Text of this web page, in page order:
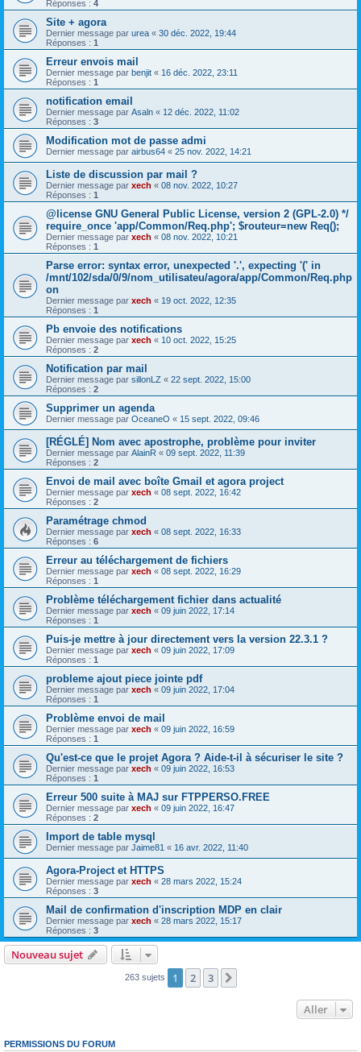
Réponses : 4
Site + agora
Dernier message par urea « 30 déc. 2022, 19:44
Réponses : 1
Erreur envois mail
Dernier message par benjit « 16 déc. 2022, 23:11
Réponses : 1
notification email
Dernier message par Asaln « 12 déc. 2022, 11:02
Réponses : 3
Modification mot de passe admi
Dernier message par airbus64 « 25 nov. 2022, 14:21
Liste de discussion par mail ?
Dernier message par xech « 08 nov. 2022, 10:27
Réponses : 1
@license GNU General Public License, version 2 (GPL-2.0) */
require_once 'app/Common/Req.php'; $routeur=new Req();
Dernier message par xech « 08 nov. 2022, 10:21
Réponses : 1
Parse error: syntax error, unexpected '.', expecting '(' in
/mnt/102/sda/0/9/nom_utilisateu/agora/app/Common/Req.php
on
Dernier message par xech « 19 oct. 2022, 12:35
Réponses : 1
Pb envoie des notifications
Dernier message par xech « 10 oct. 2022, 15:25
Réponses : 2
Notification par mail
Dernier message par sillonLZ « 22 sept. 2022, 15:00
Réponses : 2
Supprimer un agenda
Dernier message par OceaneO « 15 sept. 2022, 09:46
[RÉGLÉ] Nom avec apostrophe, problème pour inviter
Dernier message par AlainR « 09 sept. 2022, 11:39
Réponses : 2
Envoi de mail avec boîte Gmail et agora project
Dernier message par xech « 08 sept. 2022, 16:42
Réponses : 2
Paramétrage chmod
Dernier message par xech « 08 sept. 2022, 16:33
Réponses : 6
Erreur au téléchargement de fichiers
Dernier message par xech « 08 sept. 2022, 16:29
Réponses : 1
Problème téléchargement fichier dans actualité
Dernier message par xech « 09 juin 2022, 17:14
Réponses : 1
Puis-je mettre à jour directement vers la version 22.3.1 ?
Dernier message par xech « 09 juin 2022, 17:09
Réponses : 1
probleme ajout piece jointe pdf
Dernier message par xech « 09 juin 2022, 17:04
Réponses : 1
Problème envoi de mail
Dernier message par xech « 09 juin 2022, 16:59
Réponses : 1
Qu'est-ce que le projet Agora ? Aide-t-il à sécuriser le site ?
Dernier message par xech « 09 juin 2022, 16:53
Réponses : 1
Erreur 500 suite à MAJ sur FTPPERSO.FREE
Dernier message par xech « 09 juin 2022, 16:47
Réponses : 2
Import de table mysql
Dernier message par Jaime81 « 16 avr. 2022, 11:40
Agora-Project et HTTPS
Dernier message par xech « 28 mars 2022, 15:24
Réponses : 3
Mail de confirmation d'inscription MDP en clair
Dernier message par xech « 28 mars 2022, 15:17
Réponses : 3
Nouveau sujet
263 sujets 1 2 3
Aller
PERMISSIONS DU FORUM